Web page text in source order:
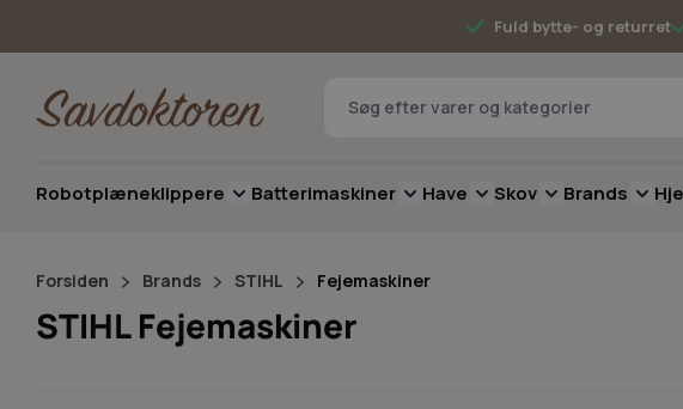
Fuld bytte- og returret
Robotplæneklippere Toggle submenu for Robotplæneklippere
Batterimaskiner Toggle submenu for
Have Toggle submenu for Have
Skov Toggle
Brands
Forsiden Brands STIHL Fejemaskiner
STIHL Fejemaskiner